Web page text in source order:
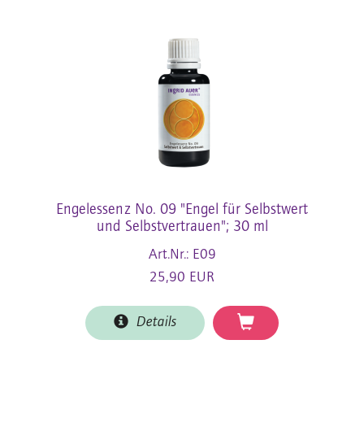
Engelessenz No. 09 "Engel für Selbstwert
und Selbstvertrauen"; 30 ml
Art.Nr.: E09
25,90 EUR
Details